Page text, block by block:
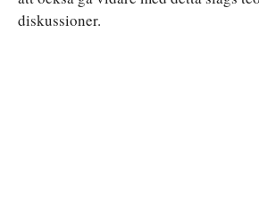
diskussioner.